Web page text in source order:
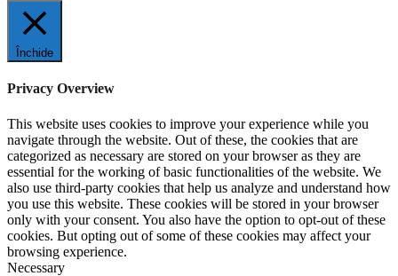
Închide
Privacy Overview
This website uses cookies to improve your experience while you
navigate through the website. Out of these, the cookies that are
categorized as necessary are stored on your browser as they are
essential for the working of basic functionalities of the website. We
also use third-party cookies that help us analyze and understand how
you use this website. These cookies will be stored in your browser
only with your consent. You also have the option to opt-out of these
cookies. But opting out of some of these cookies may affect your
browsing experience.
Necessary